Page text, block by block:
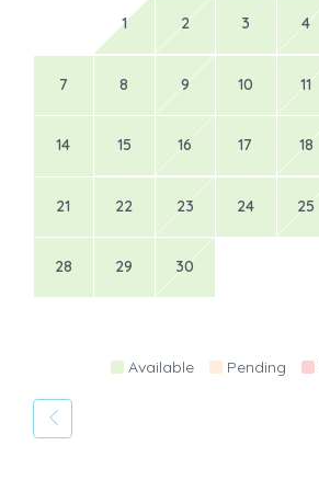
1 2 3 4
7 8 9 10 11
14 15 16 17 18
21 22 23 24 25
28 29 30
Available Pending